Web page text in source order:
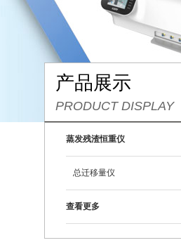
产品展示
PRODUCT DISPLAY
蒸发残渣恒重仪
总迁移量仪
查看更多